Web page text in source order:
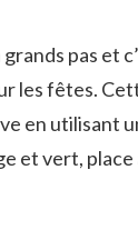
pas et
les fêtes.
en utilisant
et vert, place